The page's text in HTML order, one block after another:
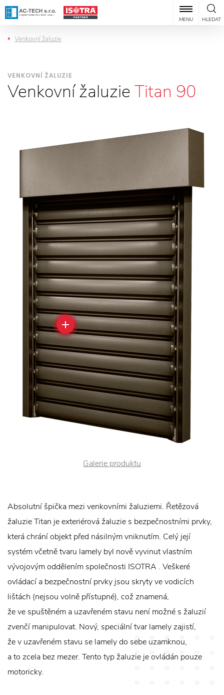
HLEDAT
MENU
Venkovní žaluzie
VENKOVNÍ ŽALUZIE
Venkovní žaluzieTitan 90
Galerie produktu
Absolutní špička mezi venkovními žaluziemi. Řetězová
žaluzie Titan je exteriérová žaluzie s bezpečnostními prvky,
která chrání objekt před násilným vniknutím. Celý její
systém včetně tvaru lamely byl nově vyvinut vlastním
vývojovým oddělením společnosti ISOTRA . Veškeré
ovládací a bezpečnostní prvky jsou skryty ve vodicích
lištách (nejsou volně přístupné), což znamená,
že ve spuštěném a uzavřeném stavu není možné s žaluzií
zvenčí manipulovat. Nový, speciální tvar lamely zajistí,
že v uzavřeném stavu se lamely do sebe uzamknou,
a to zcela bez mezer. Tento typ žaluzie je ovládán pouze
motoricky.